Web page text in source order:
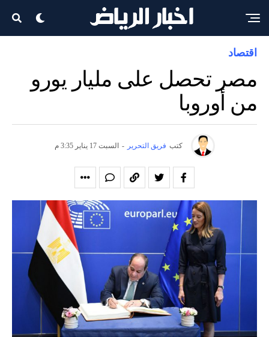
اقتصاد
مصر تحصل على مليار يورو
من أوروبا
كتب فريق التحرير - السبت 17 يناير 3:35 م